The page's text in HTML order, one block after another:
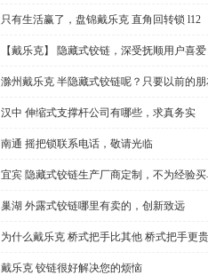
只有生活赢了，盘锦戴乐克 直角回转锁 l12
【戴乐克】 隐藏式铰链，深受抚顺用户喜
滁州戴乐克 半隐藏式铰链呢？只要以前的
汉中 伸缩式支撑杆公司有哪些，求真务实
南通 摇把锁联系电话，敬请光临
宜宾 隐藏式铰链生产厂商定制，不为经验
巢湖 外露式铰链哪里有卖的，创新致远
为什么戴乐克 桥式把手比其他 桥式把手更
戴乐克 铰链很好解决您的烦恼